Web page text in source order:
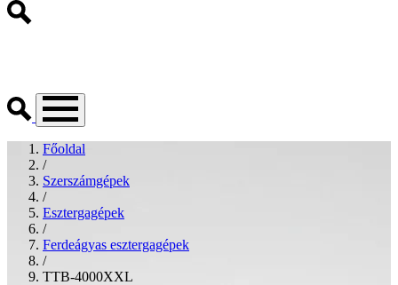
Főoldal
/
Szerszámgépek
/
Esztergagépek
/
Ferdeágyas esztergagépek
/
TTB-4000XXL